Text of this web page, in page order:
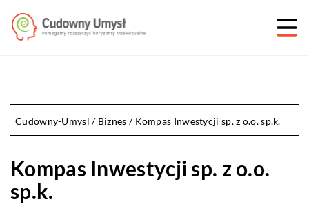
Cudowny-Umysl / Biznes / Kompas Inwestycji sp. z o.o. sp.k.
Kompas Inwestycji sp. z o.o.
sp.k.